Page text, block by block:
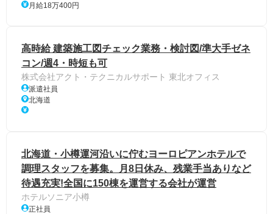
月給18万400円
高時給 建築施工図チェック業務・検討図/準大手ゼネ
コン/週4・時短も可
株式会社アクト・テクニカルサポート 東北オフィス
派遣社員
北海道
北海道・小樽運河沿いに佇むヨーロピアンホテルで
調理スタッフを募集。月8日休み、残業手当ありなど
待遇充実!全国に150棟を運営する会社が運営
ホテルソニア小樽
正社員